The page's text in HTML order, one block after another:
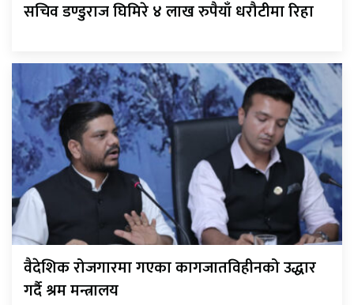
सचिव डण्डुराज घिमिरे ४ लाख रुपैयाँ धरौटीमा रिहा
वैदेशिक रोजगारमा गएका कागजातविहीनको उद्धार
गर्दै श्रम मन्त्रालय